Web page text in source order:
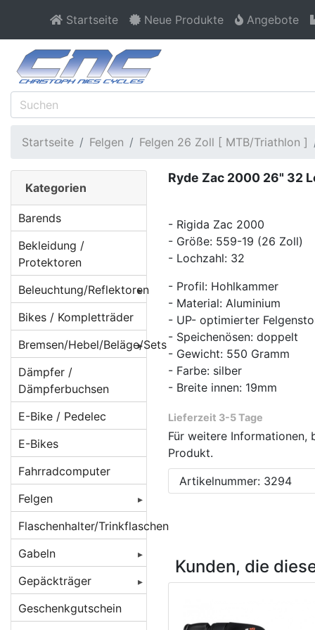
Startseite Neue Produkte Angebote
Startseite Felgen Felgen 26 Zoll [ MTB/Triathlon ]
Ryde Zac 2000 26" 32
- Rigida Zac 2000
- Größe: 559-19 (26 Zoll)
- Lochzahl: 32
- Profil: Hohlkammer
- Material: Aluminium
- UP- optimierter
- Speichenösen: doppelt
- Gewicht: 550 Gramm
- Farbe: silber
- Breite innen: 19mm
Lieferzeit 3-5 Tage
Für weitere Informationen,
Produkt.
Artikelnummer: 3294
Kunden, die
Kategorien
Barends
Bekleidung /
Protektoren
Beleuchtung/Reflektoren
Beleuchtung für
Batteriebetrieb
Beleuchtung für
Dynamobetrieb
Beleuchtung für
E-Bikes/ Pedelec
Lampenhalter /
Rücklichthalter
Lichtkabel /
Stecker /
Verbinder
Reflektoren /
Reflex-Sticker
Seitenläufer-
Dynamos
Bikes / Kompletträder
Bremsen/Hebel/Beläge/Sets
BMX Bremsen
Bremsbeläge
Beläge für
Brakes
Beläge für
Felgenbremsen
Beläge für
Caliper/Zange
Beläge für
Scheibenbremsen
Bremsen
Bremsenzubehör/Ersatzteile
Bremshebel
Bremsscheiben/Rotoren
Crossbremsen
Rennradbremsen
/ Zangenbremsen
Scheibenbremsadapter
Scheibenbremsen
Dämpfer /
Dämpferbuchsen
E-Bike / Pedelec
E-Bikes
Fahrradcomputer
Felgen
Felgen 16 Zoll
Felgen 20 Zoll
Felgen 22 Zoll
Felgen 24 Zoll
Flaschenhalter/Trinkflaschen
Gabeln
Federgabeln
DT Swiss
Starrgabeln
Gepäckträger
Gepäckträger
hinten
Geschenkgutschein